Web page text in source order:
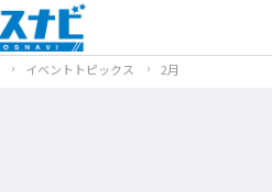
イベントトピックス 2月